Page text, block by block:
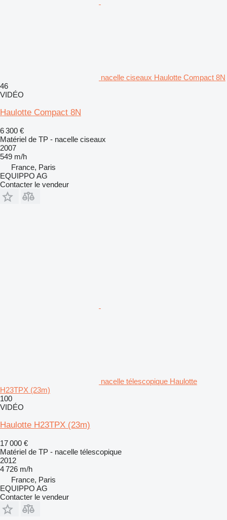
nacelle ciseaux Haulotte Compact 8N
46
VIDÉO
Haulotte Compact 8N
6 300 €
Matériel de TP - nacelle ciseaux
2007
549 m/h
France, Paris
EQUIPPO AG
Contacter le vendeur
nacelle télescopique Haulotte
H23TPX (23m)
100
VIDÉO
Haulotte H23TPX (23m)
17 000 €
Matériel de TP - nacelle télescopique
2012
4 726 m/h
France, Paris
EQUIPPO AG
Contacter le vendeur